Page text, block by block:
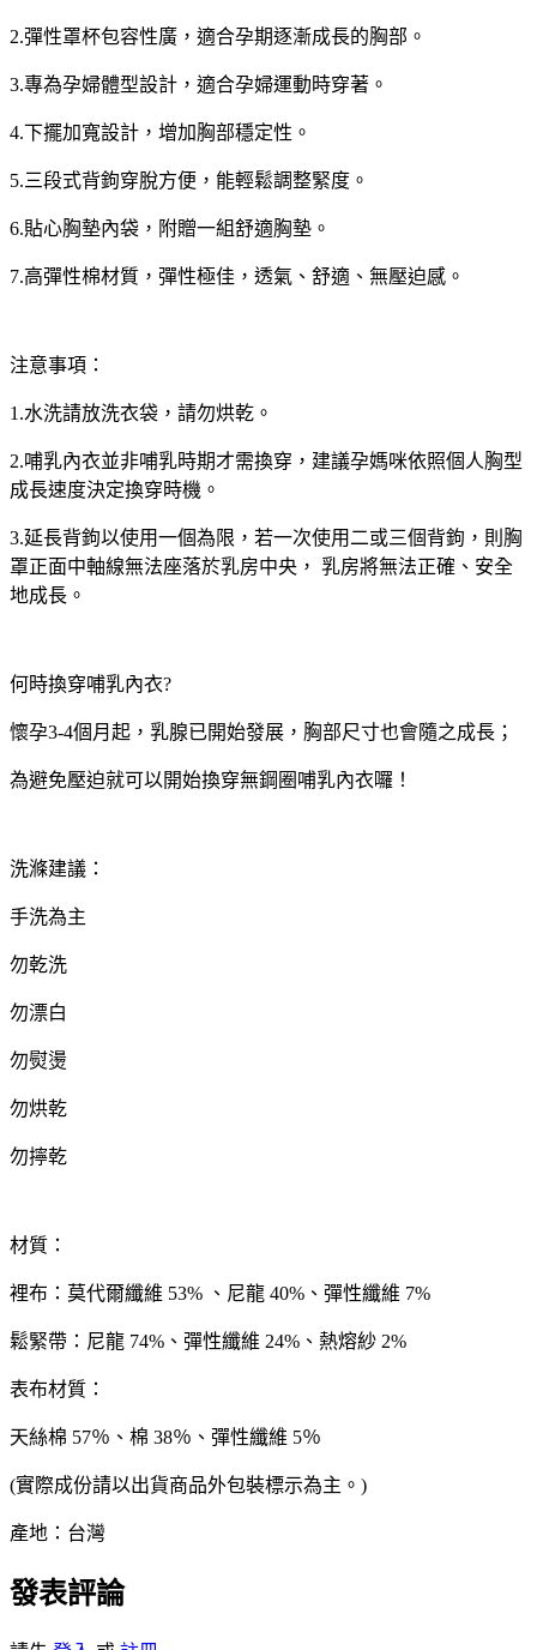
2.彈性罩杯包容性廣，適合孕期逐漸成長的胸部。
3.專為孕婦體型設計，適合孕婦運動時穿著。
4.下擺加寬設計，增加胸部穩定性。
5.三段式背鉤穿脫方便，能輕鬆調整緊度。
6.貼心胸墊內袋，附贈一組舒適胸墊。
7.高彈性棉材質，彈性極佳，透氣、舒適、無壓迫感。
注意事項：
1.水洗請放洗衣袋，請勿烘乾。
2.哺乳內衣並非哺乳時期才需換穿，建議孕媽咪依照個人胸型
成長速度決定換穿時機。
3.延長背鉤以使用一個為限，若一次使用二或三個背鉤，則胸
罩正面中軸線無法座落於乳房中央， 乳房將無法正確、安全
地成長。
何時換穿哺乳內衣?
懷孕3-4個月起，乳腺已開始發展，胸部尺寸也會隨之成長；
為避免壓迫就可以開始換穿無鋼圈哺乳內衣囉！
洗滌建議：
手洗為主
勿乾洗
勿漂白
勿熨燙
勿烘乾
勿擰乾
材質：
裡布：莫代爾纖維 53% 、尼龍 40%、彈性纖維 7%
鬆緊帶：尼龍 74%、彈性纖維 24%、熱熔紗 2%
表布材質：
天絲棉 57％、棉 38％、彈性纖維 5％
(實際成份請以出貨商品外包裝標示為主。)
產地：台灣
發表評論